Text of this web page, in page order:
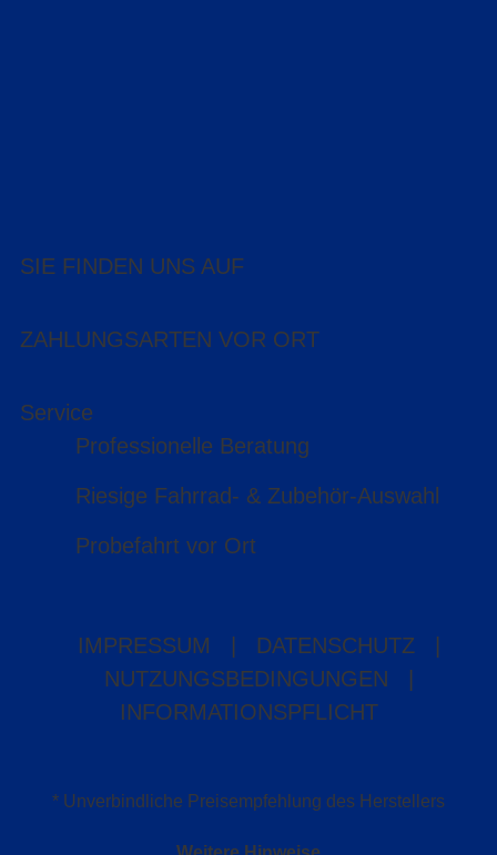
SIE FINDEN UNS AUF
ZAHLUNGSARTEN VOR ORT
Service
Professionelle Beratung
Riesige Fahrrad- & Zubehör-Auswahl
Probefahrt vor Ort
IMPRESSUM DATENSCHUTZ
NUTZUNGSBEDINGUNGEN
INFORMATIONSPFLICHT
* Unverbindliche Preisempfehlung des Herstellers